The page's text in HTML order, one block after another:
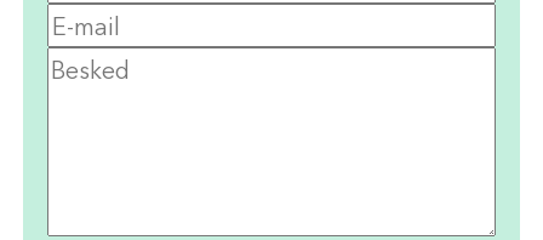
E-
mail
Besked